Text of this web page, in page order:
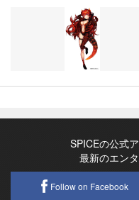
SPICEの公式
最新のエン
Follow on Facebook